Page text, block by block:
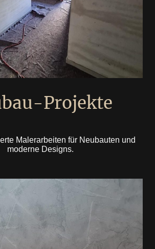
Projekte
Malerarbeiten für Neubauten und
moderne Designs.